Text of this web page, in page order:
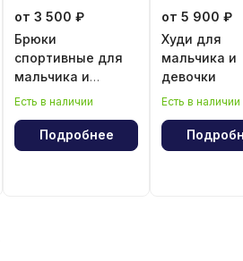
от 3 500 ₽
Брюки
спортивные для
мальчика и
девочки
Есть в наличии
Подробнее
от 5 900 ₽
Худи для
мальчика и
девочки
Есть в наличии